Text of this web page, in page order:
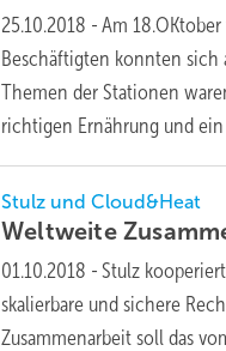
25.10.2018 - Am
Beschäftigten konnten sich
Themen der Stationen
richtigen Ernährung und
Stulz und Cloud&Heat
Weltweite
01.10.2018 - Stulz
skalierbare und sichere
Zusammenarbeit soll das